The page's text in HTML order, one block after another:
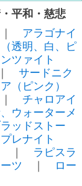
平和・慈悲
アラゴナイ
透明、白、ピ
ツァイト
サードニク
（ピンク）
チャロアイ
ウォーターメ
ッドストー
プレナイト
ラピスラ
ツ
ロー